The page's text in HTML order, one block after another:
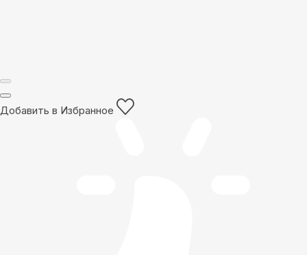
Добавить в Избранное